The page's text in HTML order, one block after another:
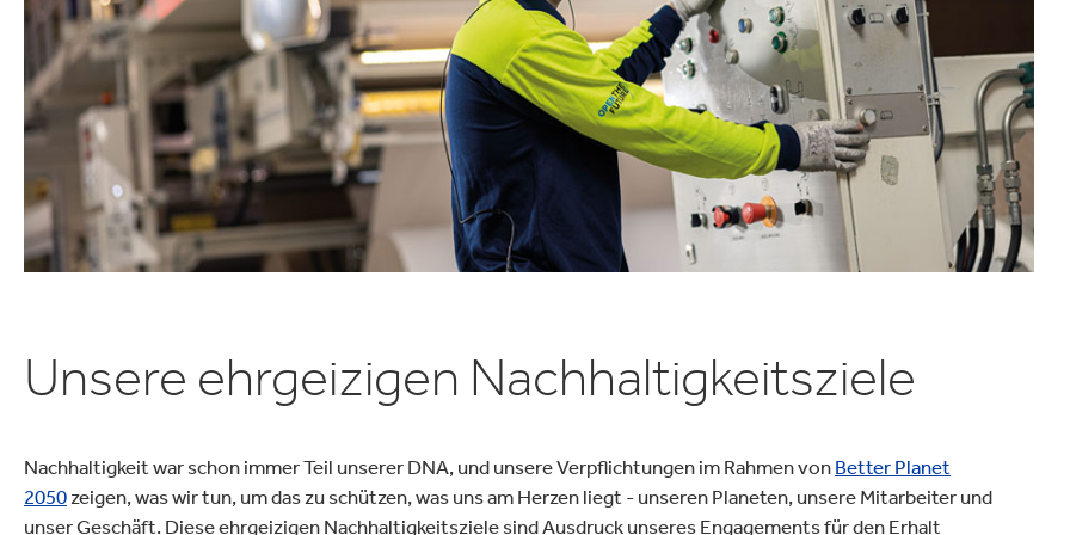
Industrieprodukte Verpackungen & Papierprodukte
Unsere ehrgeizigen Nachhaltigkeitsziele
Nachhaltigkeit war schon immer Teil unserer DNA, und unsere Verpflichtungen im Rahmen von Better Planet
2050zeigen, was wir tun, um das zu schützen, was uns am Herzen liegt - unseren Planeten, unsere Mitarbeiter und
unser Geschäft. Diese ehrgeizigen Nachhaltigkeitsziele sind Ausdruck unseres Engagements für den Erhalt